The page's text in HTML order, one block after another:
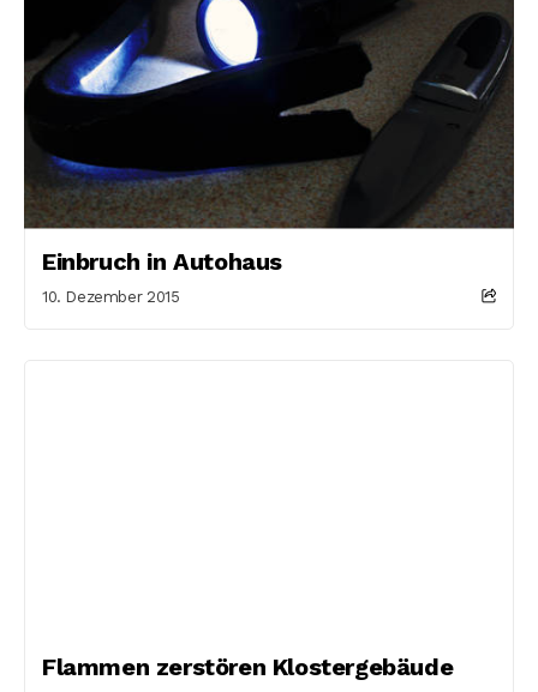
Einbruch in Autohaus
10. Dezember 2015
Flammen zerstören Klostergebäude